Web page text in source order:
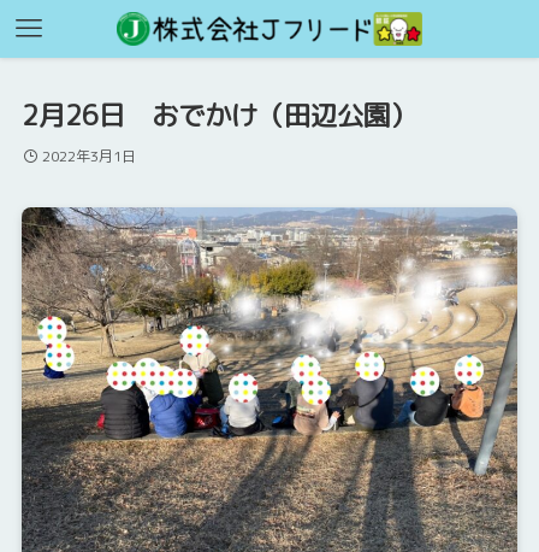
2月26日 おでかけ（田辺公園）
2022年3月1日